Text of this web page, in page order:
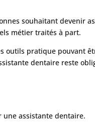
souhaitant devenir
métier traités à part.
outils pratique pouvant
dentaire reste
assistante dentaire.